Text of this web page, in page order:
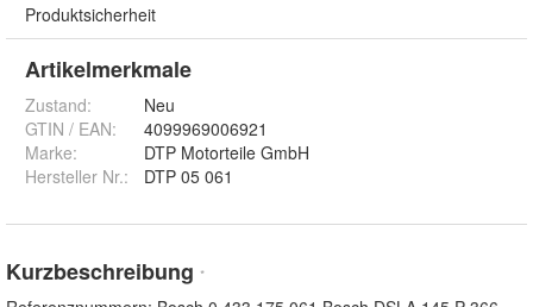
Produktsicherheit
Artikelmerkmale
Zustand:
Neu
GTIN / EAN:
4099969006921
Marke:
DTP Motorteile GmbH
Hersteller Nr.:
DTP 05 061
Kurzbeschreibung *